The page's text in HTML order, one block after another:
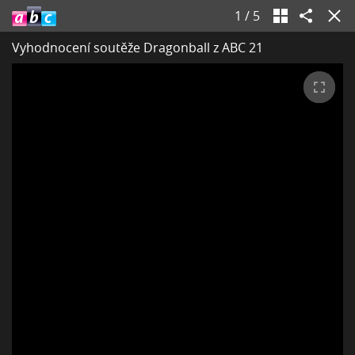
1 / 5
Vyhodnocení soutěže Dragonball z ABC 21